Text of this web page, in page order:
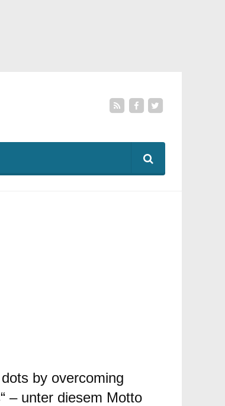
by overcoming
– unter diesem Motto